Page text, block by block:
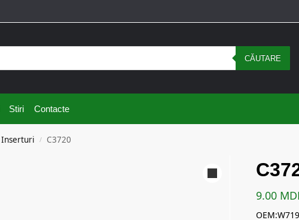
CĂUTARE
Stiri Contacte
Inserturi / C3720
9.00